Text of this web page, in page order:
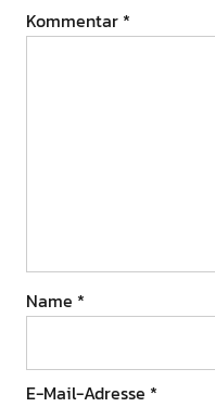
Kommentar *
Name *
E-Mail-Adresse *